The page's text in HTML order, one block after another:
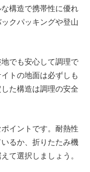
な構造で携帯性に優れ
クパッキングや登山
でも安心して調理で
トの地面は必ずしも
た構造は調理の安全
イントです。耐熱性
るか、折りたたみ機
て選択しましょう。